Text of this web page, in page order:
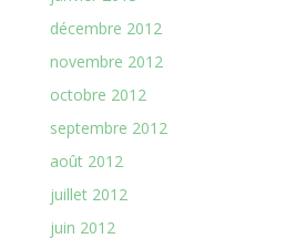
décembre 2012
novembre 2012
octobre 2012
septembre 2012
août 2012
juillet 2012
juin 2012